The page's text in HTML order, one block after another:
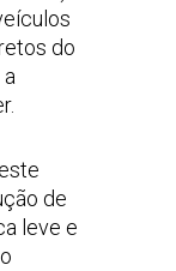
do
de
leve e